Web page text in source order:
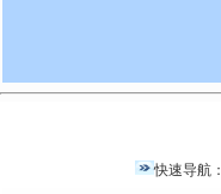
快速导航：